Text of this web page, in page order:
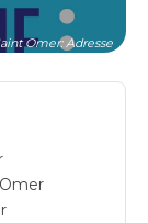
Omer: Adresse